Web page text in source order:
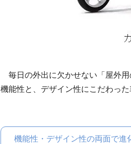
毎日の外出に欠かせない「屋外
機能性と、デザイン性にこだわった
機能性・デザイン性の両面で進